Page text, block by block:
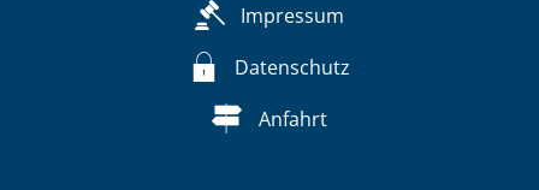
Impressum
Datenschutz
Anfahrt